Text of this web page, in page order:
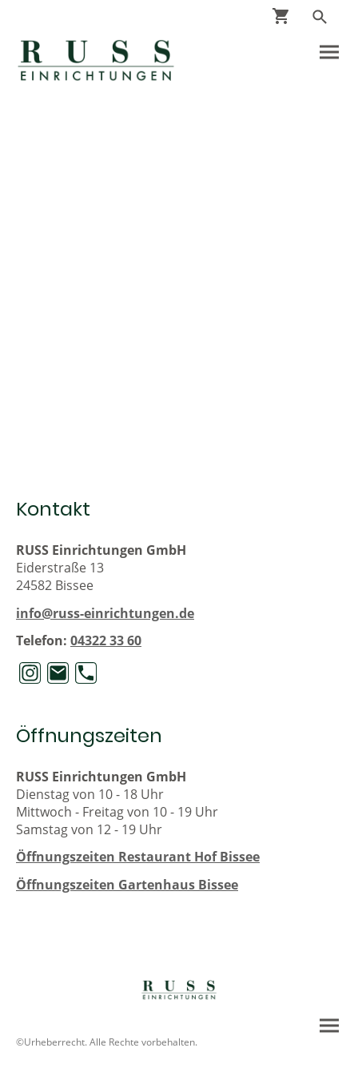
Kontakt
RUSS Einrichtungen GmbH
Eiderstraße 13
24582 Bissee
info@russ-einrichtungen.de
Telefon: 04322 33 60
Öffnungszeiten
RUSS Einrichtungen GmbH
Dienstag von 10 - 18 Uhr
Mittwoch - Freitag von 10 - 19 Uhr
Samstag von 12 - 19 Uhr
Öffnungszeiten Restaurant Hof Bissee
Öffnungszeiten Gartenhaus Bissee
©Urheberrecht. Alle Rechte vorbehalten.